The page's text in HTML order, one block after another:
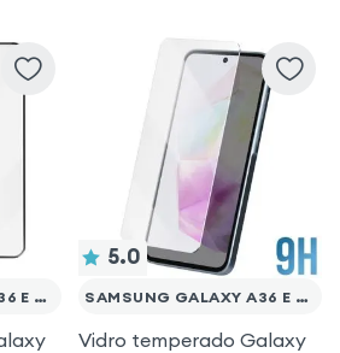
A34 5G
Z Fold 7
Plus
S25 Edge
SAMSUNG GALAXY A36 E A56
5.0
SAMSUNG GALAXY A36 E A56
Vidro temperado Galaxy